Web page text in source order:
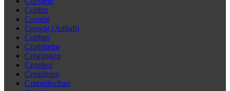
Colditz
Coswig
Coswig (Anhalt)
Cottbus
Crailsheim
Creglingen
Creußen
Creuzburg
Crimmitschau